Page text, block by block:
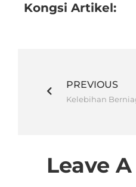
Kongsi Artikel:
PREVIOUS
Kelebihan
Leave